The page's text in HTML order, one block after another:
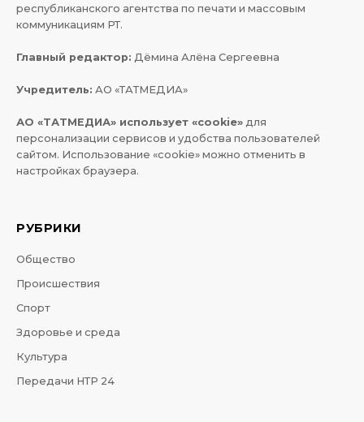
республиканского агентства по печати и массовым
коммуникациям РТ.
Главный редактор: Дёмина Алёна Сергеевна
Учредитель: АО «ТАТМЕДИА»
АО «ТАТМЕДИА» использует «cookie» для
персонализации сервисов и удобства пользователей
сайтом. Использование «cookie» можно отменить в
настройках браузера.
РУБРИКИ
Общество
Происшествия
Спорт
Здоровье и среда
Культура
Передачи НТР 24